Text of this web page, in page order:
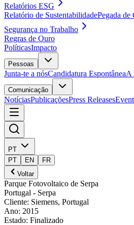
Relatórios ESG
Relatório de SustentabilidadePegada de
Segurança no Trabalho
Regras de Ouro
PolíticasImpacto
Pessoas
Junta-te a nósCandidatura EspontâneaA
Comunicação
NotíciasPublicaçõesPress Releases
PT
PT
EN
FR
Voltar
Parque Fotovoltaico de Serpa
Portugal - Serpa
Cliente: Siemens, Portugal
Ano: 2015
Estado: Finalizado